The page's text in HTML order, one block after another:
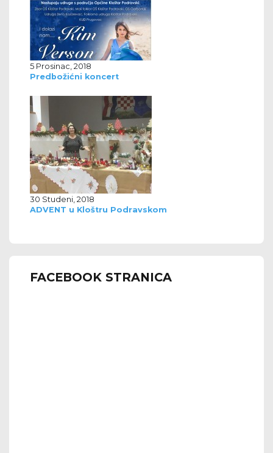
5 Prosinac, 2018
Predbožićni koncert
30 Studeni, 2018
ADVENT u Kloštru Podravskom
FACEBOOK STRANICA